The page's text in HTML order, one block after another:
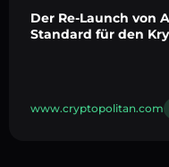
Der Re-Launch von
Standard für den
www.cryptopolitan.com